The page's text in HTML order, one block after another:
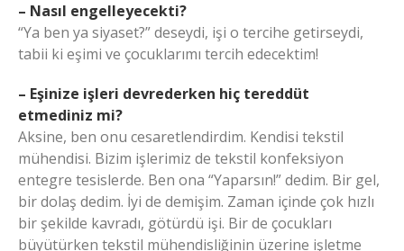
– Nasıl engelleyecekti?
“Ya ben ya siyaset?” deseydi, işi o tercihe getirseydi,
tabii ki eşimi ve çocuklarımı tercih edecektim!
– Eşinize işleri devrederken hiç tereddüt
etmediniz mi?
Aksine, ben onu cesaretlendirdim. Kendisi tekstil
mühendisi. Bizim işlerimiz de tekstil konfeksiyon
entegre tesislerde. Ben ona “Yaparsın!” dedim. Bir gel,
bir dolaş dedim. İyi de demişim. Zaman içinde çok hızlı
bir şekilde kavradı, götürdü işi. Bir de çocukları
büyütürken tekstil mühendisliğinin üzerine işletme